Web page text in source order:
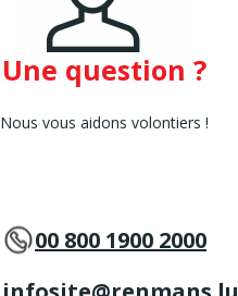
Une question ?
Nous vous aidons volontiers !
00 800 1900 2000